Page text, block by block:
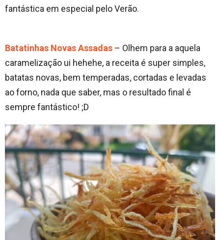
fantástica em especial pelo Verão.
Batatinhas Novas Assadas – Olhem para a aquela
caramelização ui hehehe, a receita é super simples,
batatas novas, bem temperadas, cortadas e levadas
ao forno, nada que saber, mas o resultado final é
sempre fantástico! ;D